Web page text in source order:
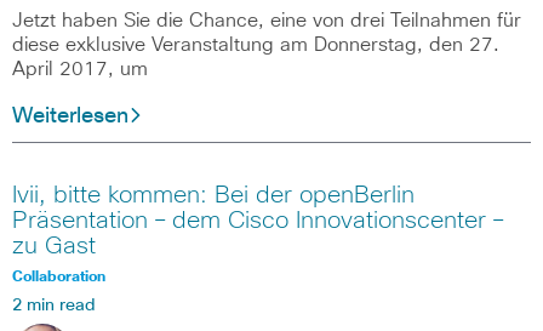
Jetzt haben Sie die Chance, eine von drei Teilnahmen für
diese exklusive Veranstaltung am Donnerstag, den 27.
April 2017, um
Weiterlesen
Ivii, bitte kommen: Bei der openBerlin
Präsentation – dem Cisco Innovationscenter –
zu Gast
Collaboration
2 min read